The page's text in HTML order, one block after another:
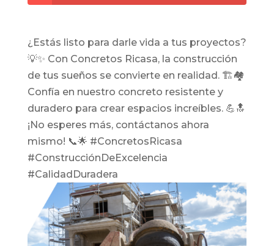
¿Estás listo para darle vida a tus proyectos?
💡✨ Con Concretos Ricasa, la construcción
de tus sueños se convierte en realidad. 🏗️🏘️
Confía en nuestro concreto resistente y
duradero para crear espacios increíbles. 💪🔝
¡No esperes más, contáctanos ahora
mismo! 📞🌟 #ConcretosRicasa
#ConstrucciónDeExcelencia
#CalidadDuradera